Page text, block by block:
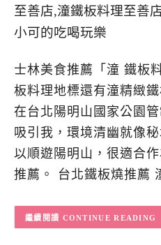
士林美食推薦「潼 鐵板
板料理地標還有潼精緻
在台北陽明山國家公園
吸引我，環境清幽就像
以順遊陽明山，很適合
推薦。 台北鐵板燒推薦
CONTINUE READING